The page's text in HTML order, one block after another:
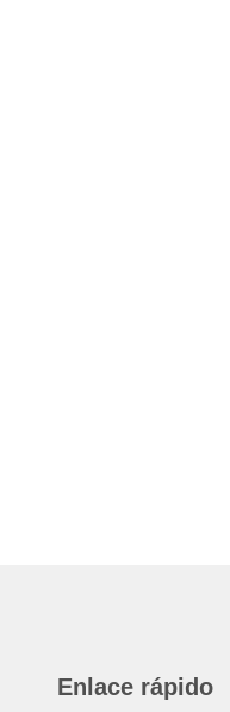
Enlace rápido